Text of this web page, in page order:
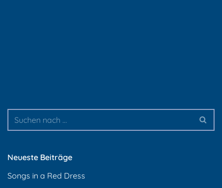
Neueste Beiträge
Songs in a Red Dress